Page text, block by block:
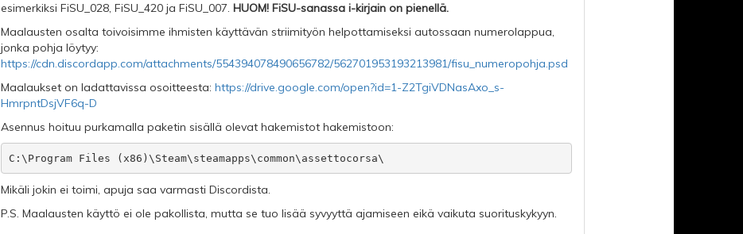
esimerkiksi FiSU_028, FiSU_420 ja FiSU_007. HUOM! FiSU-sanassa i-kirjain on pienellä.
Maalausten osalta toivoisimme ihmisten käyttävän striimityön helpottamiseksi autossaan numerolappua,
jonka pohja löytyy:
https://cdn.discordapp.com/attachments/554394078490656782/562701953193213981/fisu_numeropohja.psd
Maalaukset on ladattavissa osoitteesta: https://drive.google.com/open?id=1-Z2TgiVDNasAxo_s-
HmrpntDsjVF6q-D
Asennus hoituu purkamalla paketin sisällä olevat hakemistot hakemistoon:
C:\Program Files (x86)\Steam\steamapps\common\assettocorsa\
Mikäli jokin ei toimi, apuja saa varmasti Discordista.
P.S. Maalausten käyttö ei ole pakollista, mutta se tuo lisää syvyyttä ajamiseen eikä vaikuta suorituskykyyn.